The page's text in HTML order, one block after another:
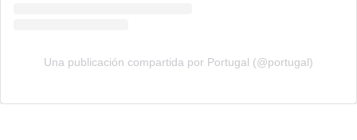
Una publicación compartida por Portugal (@portugal)